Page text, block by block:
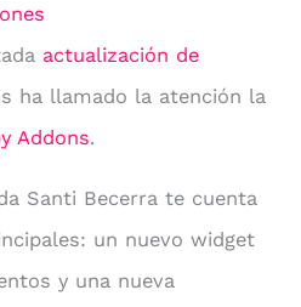
actualización de
ha llamado la atención la
Addons.
Santi Becerra te cuenta
un nuevo widget
y una nueva